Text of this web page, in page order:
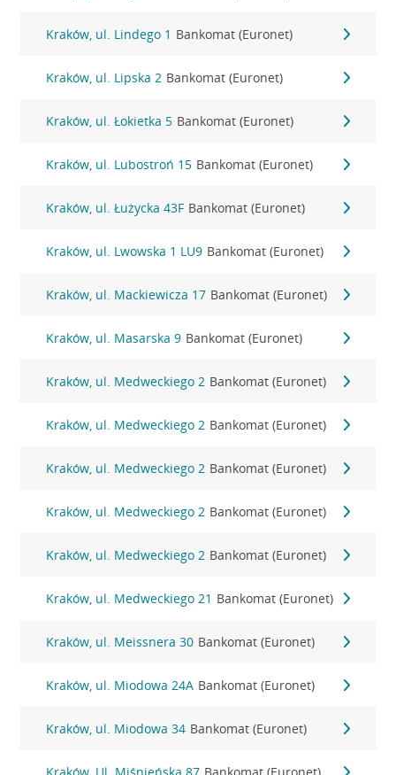
Kraków, ul. Lindego 1 Bankomat (Euronet)
Kraków, ul. Lipska 2 Bankomat (Euronet)
Kraków, ul. Łokietka 5 Bankomat (Euronet)
Kraków, ul. Lubostroń 15 Bankomat (Euronet)
Kraków, ul. Łużycka 43F Bankomat (Euronet)
Kraków, ul. Lwowska 1 LU9 Bankomat (Euronet)
Kraków, ul. Mackiewicza 17 Bankomat (Euronet)
Kraków, ul. Masarska 9 Bankomat (Euronet)
Kraków, ul. Medweckiego 2 Bankomat (Euronet)
Kraków, ul. Medweckiego 2 Bankomat (Euronet)
Kraków, ul. Medweckiego 2 Bankomat (Euronet)
Kraków, ul. Medweckiego 2 Bankomat (Euronet)
Kraków, ul. Medweckiego 2 Bankomat (Euronet)
Kraków, ul. Medweckiego 21 Bankomat (Euronet)
Kraków, ul. Meissnera 30 Bankomat (Euronet)
Kraków, ul. Miodowa 24A Bankomat (Euronet)
Kraków, ul. Miodowa 34 Bankomat (Euronet)